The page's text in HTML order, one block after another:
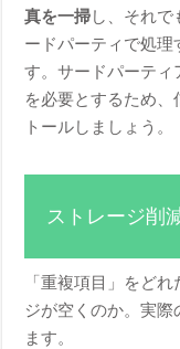
真を一掃し、それ
ードパーティで処
す。サードパーティ
を必要とするため
トールしましょう。
ストレージ削
「重複項目」をど
ジが空くのか。実
ます。